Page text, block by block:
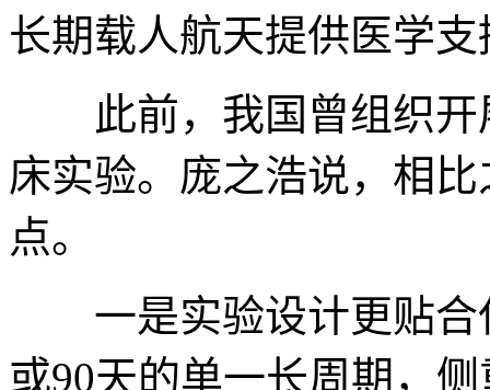
长期载人航天提供医学支
此前，我国曾组织开
床实验。庞之浩说，相
点。
一是实验设计更贴合
或90天的单一长周期，